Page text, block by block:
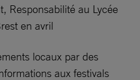
Responsabilité au Lycée
en avril
locaux par des
aux festivals